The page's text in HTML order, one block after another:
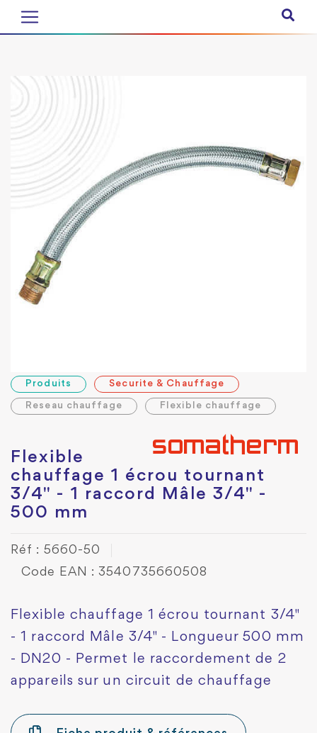
Produits Securite & Chauffage
Reseau chauffage Flexible chauffage
Flexible
chauffage 1 écrou tournant
3/4" - 1 raccord Mâle 3/4" -
500 mm
Réf : 5660-50
Code EAN : 3540735660508
Flexible chauffage 1 écrou tournant 3/4"
- 1 raccord Mâle 3/4" - Longueur 500 mm
- DN20 - Permet le raccordement de 2
appareils sur un circuit de chauffage